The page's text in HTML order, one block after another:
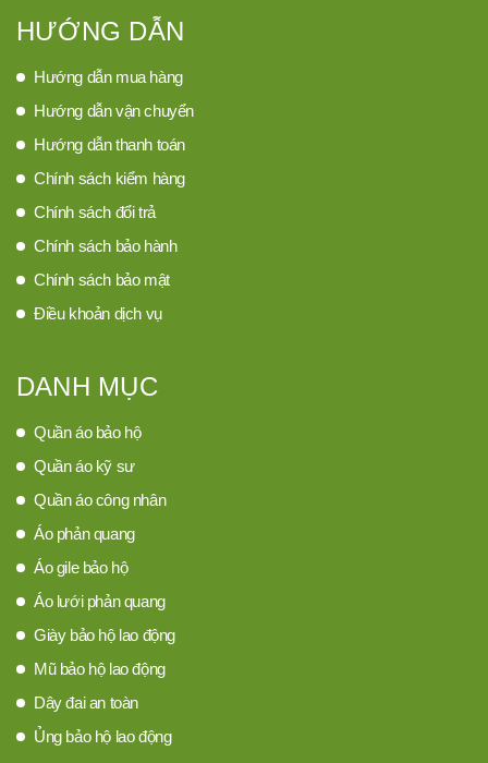
kết hợp với công nghệ sản xuất hiện đại. Sản
chắc chắn, chịu va đập tốt, tải trọng tốt.
+ Lưới được sản xuất với nhiều khổ đa dạng 2m,
+ Màu sắc: Xanh dương, xanh lá, xanh bích,
HƯỚNG DẪN
Hướng dẫn mua hàng
Hướng dẫn vận chuyển
Hướng dẫn thanh toán
Chính sách kiểm hàng
Chính sách đổi trả
Chính sách bảo hành
Chính sách bảo mật
Điều khoản dịch vụ
DANH MỤC
Quần áo bảo hộ
Quần áo kỹ sư
Quần áo công nhân
Áo phản quang
Áo gile bảo hộ
Áo lưới phản quang
Giày bảo hộ lao động
Mũ bảo hộ lao động
Dây đai an toàn
Ủng bảo hộ lao động